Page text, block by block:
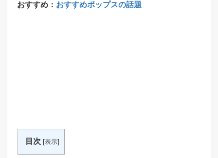
おすすめ： おすすめポップスの話題
目次 [表示]